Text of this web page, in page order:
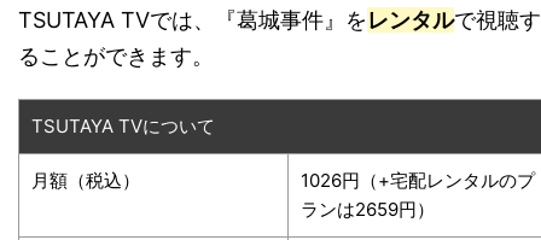
TSUTAYA TVでは、『葛城事件』をレンタルで視聴す
ることができます。
TSUTAYA TVについて
月額（税込）
1026円（+宅配レンタルのプ
ランは2659円）